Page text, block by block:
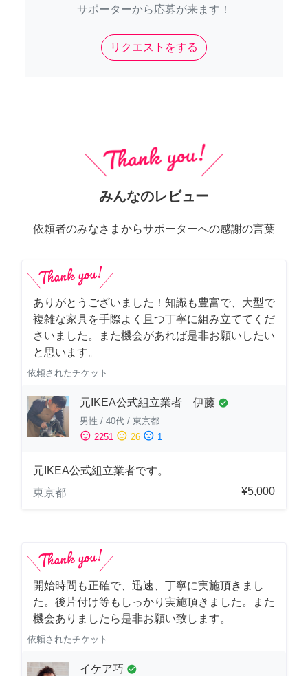
サポーターから応募が来ます！
リクエストをする
みんなのレビュー
依頼者のみなさまからサポーターへの感謝の言葉
ありがとうございました！知識も豊富で、大型で
複雑な家具を手際よく且つ丁寧に組み立ててくだ
さいました。また機会があれば是非お願いしたい
と思います。
依頼されたチケット
元IKEA公式組立業者 伊藤 check_circle
男性 / 40代 / 東京都
sentiment_satisfied 2251 sentiment_neutral 26 sentiment_dissatisfied 1
元IKEA公式組立業者です。
東京都
¥5,000
開始時間も正確で、迅速、丁寧に実施頂きまし
た。後片付け等もしっかり実施頂きました。また
機会ありましたら是非お願い致します。
依頼されたチケット
イケア巧 check_circle